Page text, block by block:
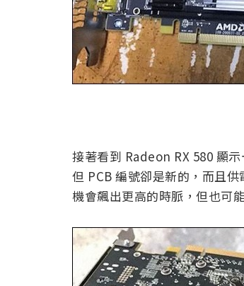
接著看到 Radeon RX 580 顯
但 PCB 編號卻是新的，而且
機會飆出更高的時脈，但也可